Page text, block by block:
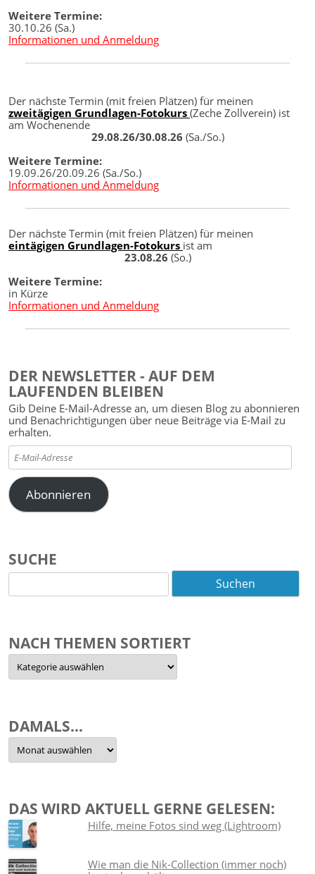
Weitere Termine:
30.10.26 (Sa.)
Informationen und Anmeldung
Der nächste Termin (mit freien Plätzen) für meinen
zweitägigen Grundlagen-Fotokurs (Zeche Zollverein) ist
am Wochenende
29.08.26/30.08.26 (Sa./So.)
Weitere Termine:
19.09.26/20.09.26 (Sa./So.)
Informationen und Anmeldung
Der nächste Termin (mit freien Plätzen) für meinen
eintägigen Grundlagen-Fotokurs ist am
23.08.26 (So.)
Weitere Termine:
in Kürze
Informationen und Anmeldung
DER NEWSLETTER - AUF DEM
LAUFENDEN BLEIBEN
Gib Deine E-Mail-Adresse an, um diesen Blog zu abonnieren
und Benachrichtigungen über neue Beiträge via E-Mail zu
erhalten.
E-
Mail-
Adresse
Abonnieren
SUCHE
Suchen
nach:
NACH THEMEN SORTIERT
Nach
Themen
sortiert
DAMALS…
Damals…
DAS WIRD AKTUELL GERNE GELESEN:
Hilfe, meine Fotos sind weg (Lightroom)
Wie man die Nik-Collection (immer noch)